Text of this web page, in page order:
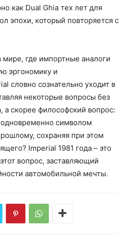
как Dual Ghia тех лет для
эпохи, который повторяется с
мире, где импортные аналоги
эргономику и
словно сознательно уходит в
некоторые вопросы без
а скорее философский вопрос:
символом
сохраняя при этом
Imperial 1981 года – это
вопрос, заставляющий
автомобильной мечты.